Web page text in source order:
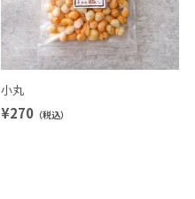
小丸
¥270 （税込）